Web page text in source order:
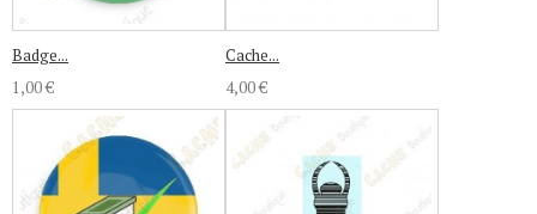
Badge...
1,00 €
Cache...
4,00 €